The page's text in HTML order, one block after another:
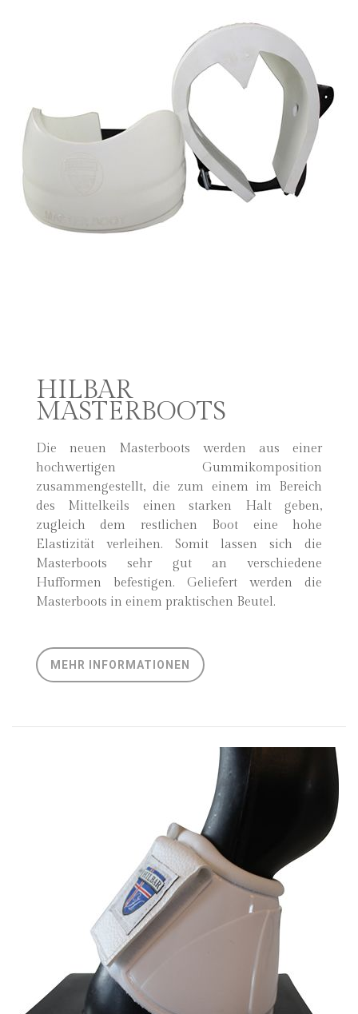
HILBAR
MASTERBOOTS
Die neuen Masterboots werden aus einer
hochwertigen Gummikomposition
zusammengestellt, die zum einem im Bereich
des Mittelkeils einen starken Halt geben,
zugleich dem restlichen Boot eine hohe
Elastizität verleihen. Somit lassen sich die
Masterboots sehr gut an verschiedene
Hufformen befestigen. Geliefert werden die
Masterboots in einem praktischen Beutel.
MEHR INFORMATIONEN